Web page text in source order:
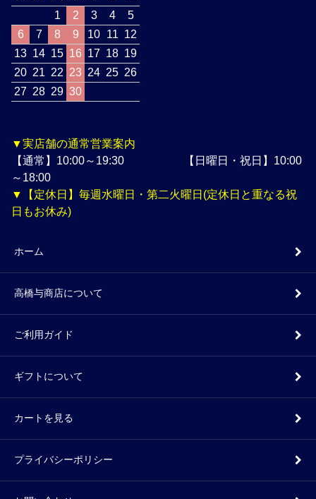
1
2 3 4
5
6
7 8 9 10 11 12
13 14 15 16 17 18 19
20 21 22 23 24 25 26
27 28 29 30
▼実店舗の通常営業案内
【通常】10:00～19:30 【日曜日・祝日】10:00
～18:00
▼【定休日】毎週水曜日・第二火曜日(定休日と重なる祝
日もお休み)
ホーム
高橋与商店について
ご利用ガイド
ギフトについて
カートを見る
プライバシーポリシー